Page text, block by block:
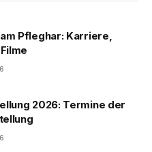
Pfleghar: Karriere,
2026: Termine der